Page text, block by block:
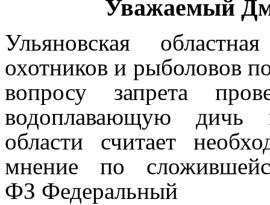
Уважаемый
Ульяновская
охотников и рыболовов
вопросу запрета
водоплавающую дичь
области считает
мнение по
ФЗ Федеральный